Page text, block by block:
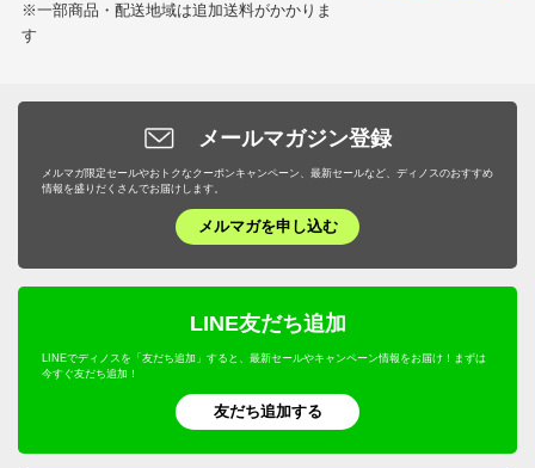
※一部商品・配送地域は追加送料がかかりま
す
メールマガジン登録
メルマガ限定セールやおトクなクーポンキャンペーン、最新セールなど、ディノスのおすすめ
情報を盛りだくさんでお届けします。
メルマガを申し込む
LINE友だち追加
LINEでディノスを「友だち追加」すると、最新セールやキャンペーン情報をお届け！まずは
今すぐ友だち追加！
友だち追加する